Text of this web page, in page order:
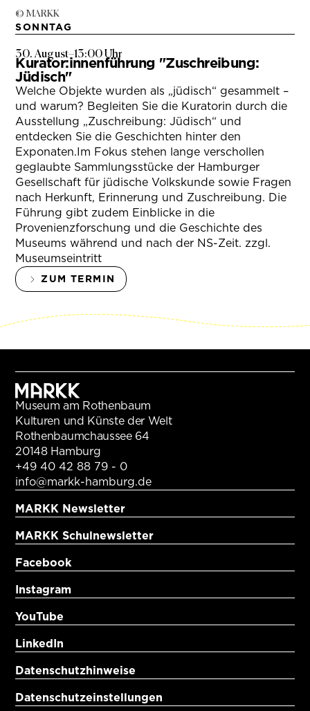
© MARKK
SONNTAG
30. August–13:00 Uhr
Kurator:innenführung "Zuschreibung:
Jüdisch"
Welche Objekte wurden als „jüdisch“ gesammelt –
und warum? Begleiten Sie die Kuratorin durch die
Ausstellung „Zuschreibung: Jüdisch“ und
entdecken Sie die Geschichten hinter den
Exponaten.Im Fokus stehen lange verschollen
geglaubte Sammlungsstücke der Hamburger
Gesellschaft für jüdische Volkskunde sowie Fragen
nach Herkunft, Erinnerung und Zuschreibung. Die
Führung gibt zudem Einblicke in die
Provenienzforschung und die Geschichte des
Museums während und nach der NS-Zeit. zzgl.
Museumseintritt
ZUM TERMIN
Museum am Rothenbaum
Kulturen und Künste der Welt
Rothenbaumchaussee 64
20148 Hamburg
+49 40 42 88 79 - 0
info@markk-hamburg.de
MARKK Newsletter
MARKK Schulnewsletter
Facebook
Instagram
YouTube
LinkedIn
Datenschutzhinweise
Datenschutzeinstellungen